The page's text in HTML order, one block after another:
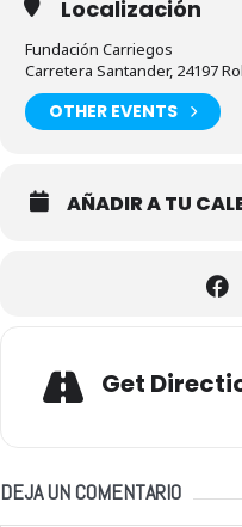
Localización
Fundación Carriegos
Carretera Santander, 24197
OTHER EVENTS
AÑADIR A TU
Get
DEJA UN COMENTARIO